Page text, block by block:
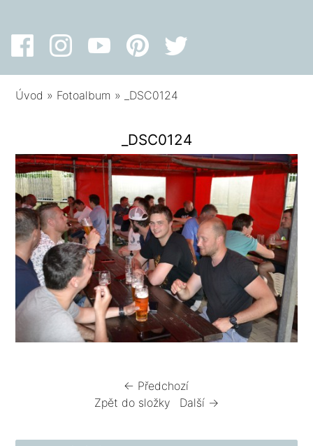
Úvod » Fotoalbum » _DSC0124
_DSC0124
← Předchozí
Zpět do složky
Další →